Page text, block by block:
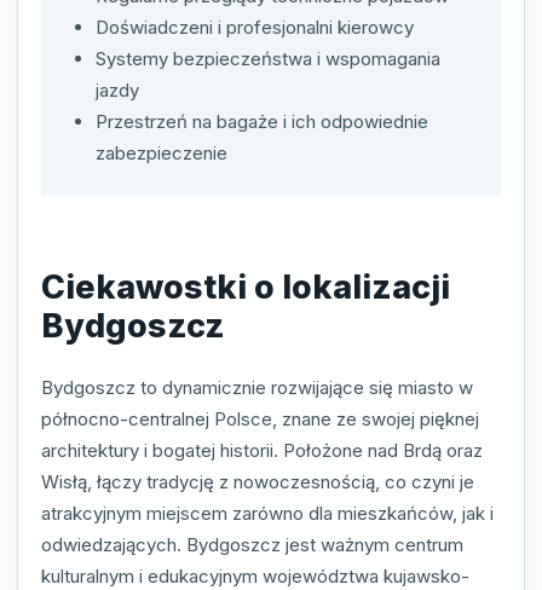
Doświadczeni i profesjonalni kierowcy
Systemy bezpieczeństwa i wspomagania
jazdy
Przestrzeń na bagaże i ich odpowiednie
zabezpieczenie
Ciekawostki o lokalizacji
Bydgoszcz
Bydgoszcz to dynamicznie rozwijające się miasto w
północno-centralnej Polsce, znane ze swojej pięknej
architektury i bogatej historii. Położone nad Brdą oraz
Wisłą, łączy tradycję z nowoczesnością, co czyni je
atrakcyjnym miejscem zarówno dla mieszkańców, jak i
odwiedzających. Bydgoszcz jest ważnym centrum
kulturalnym i edukacyjnym województwa kujawsko-